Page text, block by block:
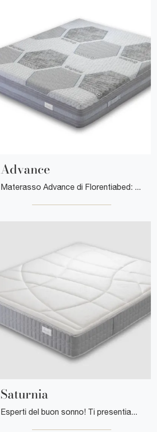
Advance
Materasso Advance di Florentiabed: siamo specialisti del buon sonno! Scopri di più sui Materassi in memory foam matrimoniali.
Saturnia
Esperti del buon sonno! Ti presentiamo i materassi matrimoniali in memory foam di Florentiabed: clicca e scopri di più sul modello Saturnia.